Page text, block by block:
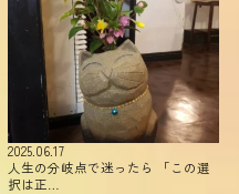
2025.06.17
人生の分岐点で迷ったら 「この選
択は正…